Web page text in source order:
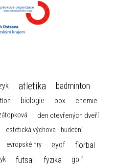
atletika badminton
biologie box chemie
den otevřených dveří
estetická výchova - hudební
evropské hry eyof florbal
futsal fyzika golf